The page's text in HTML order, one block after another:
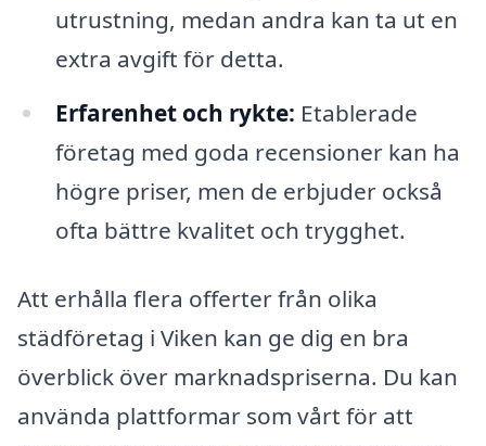
utrustning, medan andra kan ta ut en
extra avgift för detta.
Erfarenhet och rykte: Etablerade
företag med goda recensioner kan ha
högre priser, men de erbjuder också
ofta bättre kvalitet och trygghet.
Att erhålla flera offerter från olika
städföretag i Viken kan ge dig en bra
överblick över marknadspriserna. Du kan
använda plattformar som vårt för att